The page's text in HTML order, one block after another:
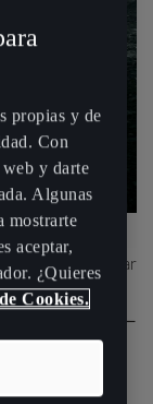
Concept car
biplaza
propias y de
Con
y darte
Algunas
mostrarte
aceptar,
¿Quieres
Cookies.